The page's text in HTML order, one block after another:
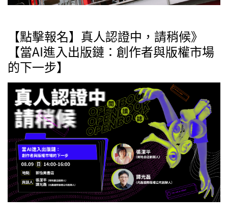
【點擊報名】真人認證中，請稍候》
【當AI進入出版鏈：創作者與版權市場
的下一步】